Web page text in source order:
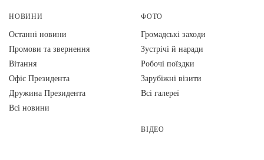
НОВИНИ
Останні новини
Промови та звернення
Вiтання
Офіс Президента
Дружина Президента
Всі новини
ФОТО
Громадські заходи
Зустрічі й наради
Робочі поїздки
Зарубіжні візити
Всі галереї
ВІДЕО